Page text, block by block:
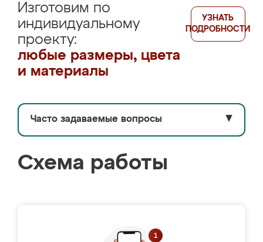
Изготовим по
индивидуальному
проекту:
любые размеры, цвета
и материалы
УЗНАТЬ
ПОДРОБНОСТИ
Часто задаваемые вопросы ▼
Схема работы